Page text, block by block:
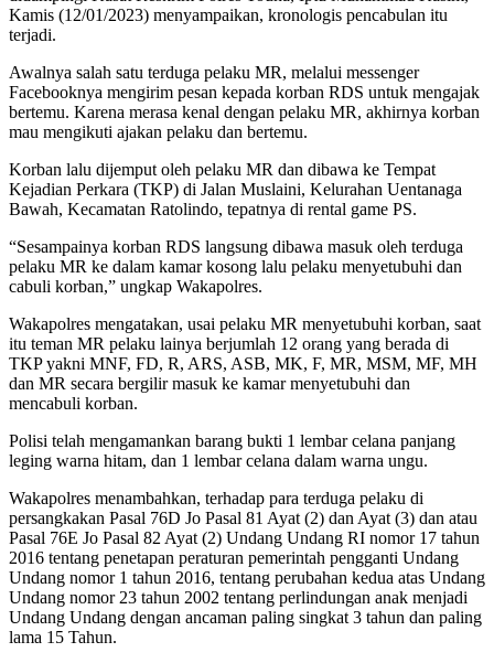
Kamis (12/01/2023) menyampaikan, kronologis pencabulan itu
terjadi.
Awalnya salah satu terduga pelaku MR, melalui messenger
Facebooknya mengirim pesan kepada korban RDS untuk mengajak
bertemu. Karena merasa kenal dengan pelaku MR, akhirnya korban
mau mengikuti ajakan pelaku dan bertemu.
Korban lalu dijemput oleh pelaku MR dan dibawa ke Tempat
Kejadian Perkara (TKP) di Jalan Muslaini, Kelurahan Uentanaga
Bawah, Kecamatan Ratolindo, tepatnya di rental game PS.
“Sesampainya korban RDS langsung dibawa masuk oleh terduga
pelaku MR ke dalam kamar kosong lalu pelaku menyetubuhi dan
cabuli korban,” ungkap Wakapolres.
Wakapolres mengatakan, usai pelaku MR menyetubuhi korban, saat
itu teman MR pelaku lainya berjumlah 12 orang yang berada di
TKP yakni MNF, FD, R, ARS, ASB, MK, F, MR, MSM, MF, MH
dan MR secara bergilir masuk ke kamar menyetubuhi dan
mencabuli korban.
Polisi telah mengamankan barang bukti 1 lembar celana panjang
leging warna hitam, dan 1 lembar celana dalam warna ungu.
Wakapolres menambahkan, terhadap para terduga pelaku di
persangkakan Pasal 76D Jo Pasal 81 Ayat (2) dan Ayat (3) dan atau
Pasal 76E Jo Pasal 82 Ayat (2) Undang Undang RI nomor 17 tahun
2016 tentang penetapan peraturan pemerintah pengganti Undang
Undang nomor 1 tahun 2016, tentang perubahan kedua atas Undang
Undang nomor 23 tahun 2002 tentang perlindungan anak menjadi
Undang Undang dengan ancaman paling singkat 3 tahun dan paling
lama 15 Tahun.